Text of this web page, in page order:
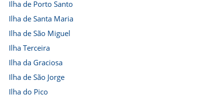
Ilha de Porto Santo
Ilha de Santa Maria
Ilha de São Miguel
Ilha Terceira
Ilha da Graciosa
Ilha de São Jorge
Ilha do Pico